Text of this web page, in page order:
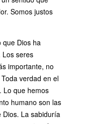
Somos justos
que Dios ha
Los seres
importante, no
verdad en el
Lo que hemos
humano son las
Dios. La sabiduría